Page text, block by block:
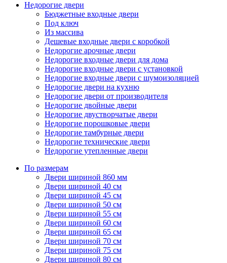
Недорогие двери
Бюджетные входные двери
Под ключ
Из массива
Дешевые входные двери с коробкой
Недорогие арочные двери
Недорогие входные двери для дома
Недорогие входные двери с установкой
Недорогие входные двери с шумоизоляцией
Недорогие двери на кухню
Недорогие двери от производителя
Недорогие двойные двери
Недорогие двустворчатые двери
Недорогие порошковые двери
Недорогие тамбурные двери
Недорогие технические двери
Недорогие утепленные двери
По размерам
Двери шириной 860 мм
Двери шириной 40 см
Двери шириной 45 см
Двери шириной 50 см
Двери шириной 55 см
Двери шириной 60 см
Двери шириной 65 см
Двери шириной 70 см
Двери шириной 75 см
Двери шириной 80 см